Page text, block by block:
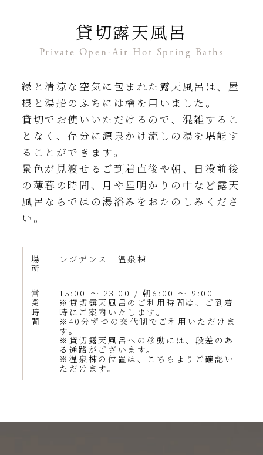
貸切露天風呂
Private Open-Air Hot Spring Baths
緑と清涼な空気に包まれた露天風呂は、 屋
根と湯船のふちには檜を用いました。
貸切でお使いいただけるので、混雑するこ
となく、存分に源泉かけ流しの湯を堪能す
ることができます。
景色が見渡せるご到着直後や朝、日没前後
の薄暮の時間、月や星明かりの中など 露天
風呂ならではの湯浴みをおたのしみくださ
い。
場
所
レジデンス 温泉棟
営
業
時
間
15:00 ～ 23:00 / 朝6:00 ～ 9:00
※貸切露天風呂のご利用時間は、ご到着
時にご案内いたします。
※40分ずつの交代制でご利用いただけま
す。
※貸切露天風呂への移動には、段差のあ
る通路がございます。
※温泉棟の位置は、
こちら よりご確認い
ただけます。